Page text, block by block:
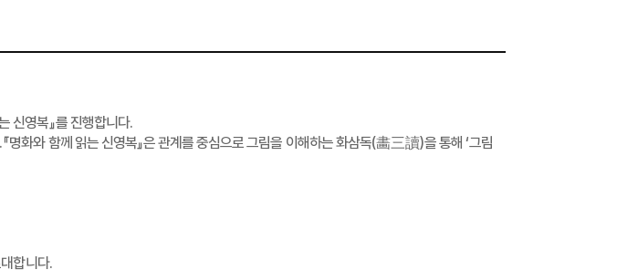
신영복』를 진행합니다.
.『명화와 함께 읽는 신영복』은 관계를 중심으로 그림을 이해하는 화삼독(畵三讀)을 통해‘그림
합니다.